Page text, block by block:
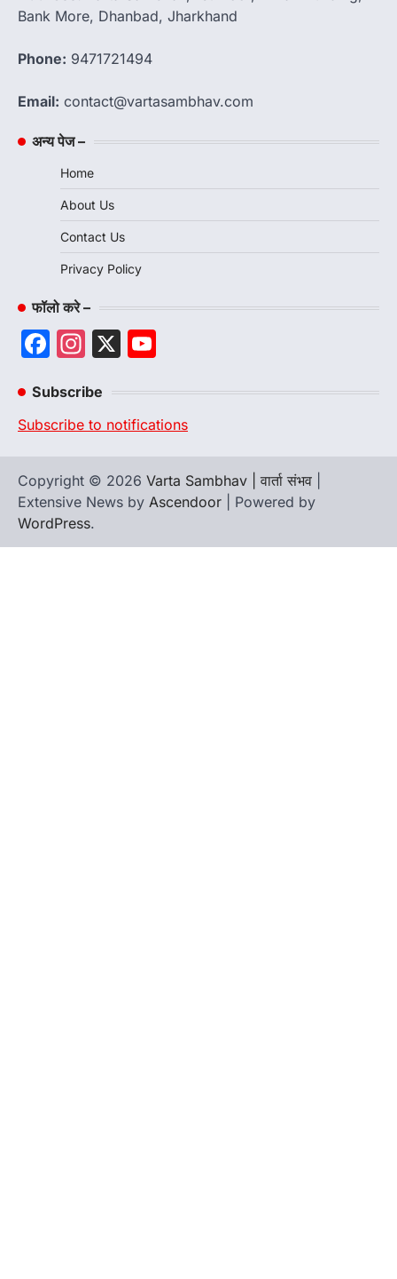
Bank More, Dhanbad, Jharkhand
Phone: 9471721494
Email: contact@vartasambhav.com
अन्य पेज –
Home
About Us
Contact Us
Privacy Policy
फॉलो करे –
Facebook
Instagram
X
Subscribe
Subscribe to notifications
Copyright © 2026 Varta Sambhav | वार्ता संभव
Extensive News by Ascendoor | Powered by
WordPress.